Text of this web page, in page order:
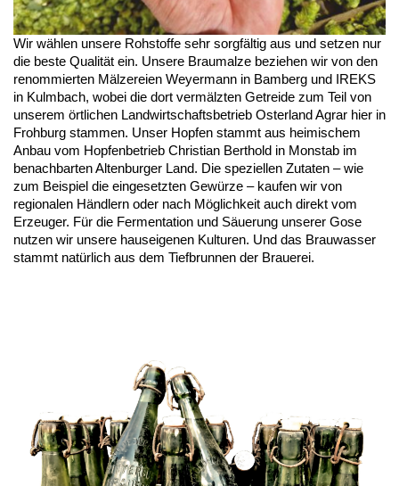
Wir wählen unsere Rohstoffe sehr sorgfältig aus und setzen nur
die beste Qualität ein. Unsere Braumalze beziehen wir von den
renommierten Mälzereien Weyermann in Bamberg und IREKS
in Kulmbach, wobei die dort vermälzten Getreide zum Teil von
unserem örtlichen Landwirtschaftsbetrieb Osterland Agrar hier in
Frohburg stammen. Unser Hopfen stammt aus heimischem
Anbau vom Hopfenbetrieb Christian Berthold in Monstab im
benachbarten Altenburger Land. Die speziellen Zutaten – wie
zum Beispiel die eingesetzten Gewürze – kaufen wir von
regionalen Händlern oder nach Möglichkeit auch direkt vom
Erzeuger. Für die Fermentation und Säuerung unserer Gose
nutzen wir unsere hauseigenen Kulturen. Und das Brauwasser
stammt natürlich aus dem Tiefbrunnen der Brauerei.